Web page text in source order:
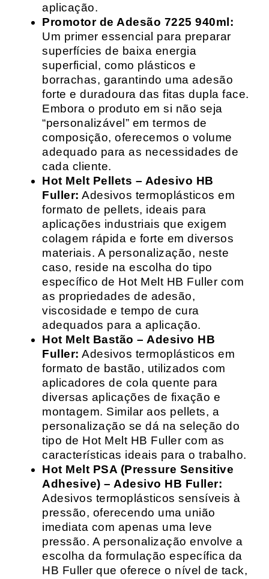
aplicação.
Promotor de Adesão 7225 940ml:
Um primer essencial para preparar
superfícies de baixa energia
superficial, como plásticos e
borrachas, garantindo uma adesão
forte e duradoura das fitas dupla face.
Embora o produto em si não seja
“personalizável” em termos de
composição, oferecemos o volume
adequado para as necessidades de
cada cliente.
Hot Melt Pellets – Adesivo HB
Fuller: Adesivos termoplásticos em
formato de pellets, ideais para
aplicações industriais que exigem
colagem rápida e forte em diversos
materiais. A personalização, neste
caso, reside na escolha do tipo
específico de Hot Melt HB Fuller com
as propriedades de adesão,
viscosidade e tempo de cura
adequados para a aplicação.
Hot Melt Bastão – Adesivo HB
Fuller: Adesivos termoplásticos em
formato de bastão, utilizados com
aplicadores de cola quente para
diversas aplicações de fixação e
montagem. Similar aos pellets, a
personalização se dá na seleção do
tipo de Hot Melt HB Fuller com as
características ideais para o trabalho.
Hot Melt PSA (Pressure Sensitive
Adhesive) – Adesivo HB Fuller:
Adesivos termoplásticos sensíveis à
pressão, oferecendo uma união
imediata com apenas uma leve
pressão. A personalização envolve a
escolha da formulação específica da
HB Fuller que oferece o nível de tack,